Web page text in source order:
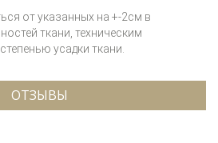
от указанных на +-2см в
ткани, техническим
усадки ткани.
ОТЗЫВЫ